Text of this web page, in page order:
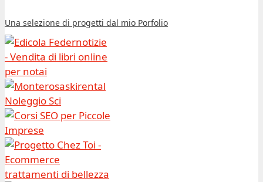
Una selezione di progetti dal mio Porfolio